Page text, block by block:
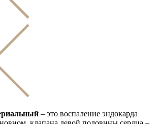
– это воспаление эндокарда